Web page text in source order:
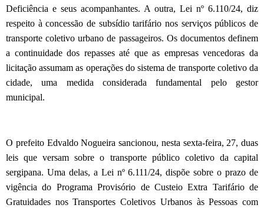
Deficiência e seus acompanhantes. A outra, Lei nº 6.110/24, diz
respeito à concessão de subsídio tarifário nos serviços públicos de
transporte coletivo urbano de passageiros. Os documentos definem
a continuidade dos repasses até que as empresas vencedoras da
licitação assumam as operações do sistema de transporte coletivo da
cidade, uma medida considerada fundamental pelo gestor
municipal.
O prefeito Edvaldo Nogueira sancionou, nesta sexta-feira, 27, duas
leis que versam sobre o transporte público coletivo da capital
sergipana. Uma delas, a Lei nº 6.111/24, dispõe sobre o prazo de
vigência do Programa Provisório de Custeio Extra Tarifário de
Gratuidades nos Transportes Coletivos Urbanos às Pessoas com